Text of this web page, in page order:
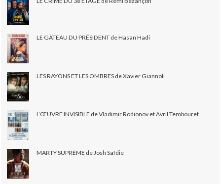
LE GÂTEAU DU PRÉSIDENT de Hasan Hadi
LES RAYONS ET LES OMBRES de Xavier Giannoli
L’ŒUVRE INVISIBLE de Vladimir Rodionov et Avril Tembouret
MARTY SUPRÊME de Josh Safdie